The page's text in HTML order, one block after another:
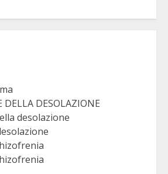
DESOLAZIONE
desolazione